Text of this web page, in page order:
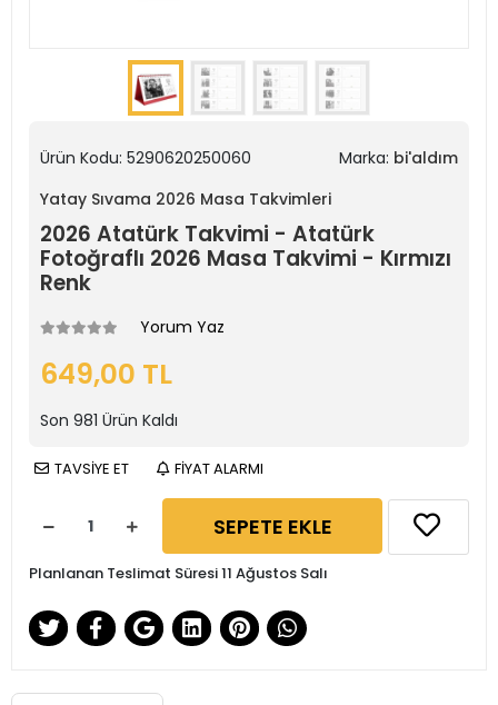
Ürün Kodu: 5290620250060 Marka: bi'aldım
Yatay Sıvama 2026 Masa Takvimleri
2026 Atatürk Takvimi - Atatürk
Fotoğraflı 2026 Masa Takvimi - Kırmızı
Renk
Yorum Yaz
649,00 TL
Son 981 Ürün Kaldı
TAVSİYE ET FİYAT ALARMI
SEPETE EKLE
Planlanan Teslimat Süresi 11 Ağustos Salı